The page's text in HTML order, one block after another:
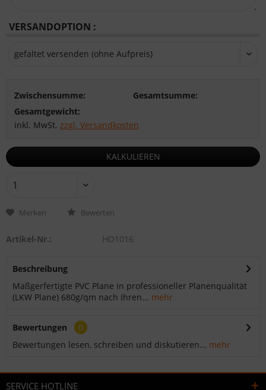
VERSANDOPTION :
Zwischensumme:
Gesamtsumme:
Gesamtgewicht:
inkl. MwSt.zzgl. Versandkosten
KALKULIEREN
Merken Bewerten
Artikel-Nr.: HO1016
Beschreibung
Maßgerfertigte PVC Plane in professioneller Planenqualität
(LKW Plane) 680g/qm nach Ihren... mehr
Bewertungen
0
Bewertungen lesen, schreiben und diskutieren... mehr
SERVICE HOTLINE